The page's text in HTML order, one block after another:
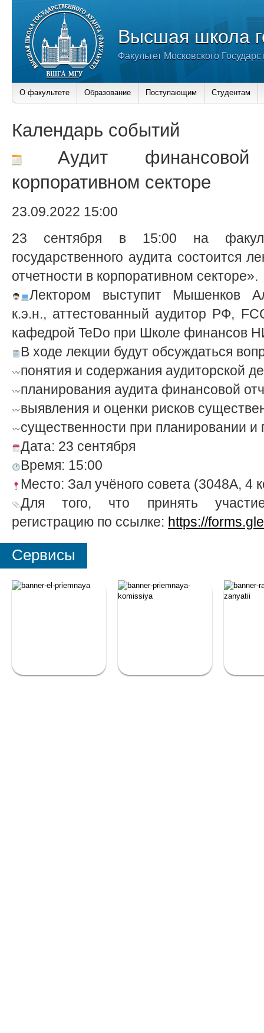
Высшая школа
Факультет Московского
О факультете Образование Поступающим Студентам
Календарь событий
Аудит финансовой
корпоративном секторе
23.09.2022 15:00
23 сентября в 15:00 на
государственного аудита состоится
отчетности в корпоративном секторе».
Лектором выступит Мышенков
к.э.н., аттестованный аудитор РФ,
кафедрой TeDo при Школе финансов
В ходе лекции будут обсуждаться
понятия и содержания аудиторской
планирования аудита финансовой
выявления и оценки рисков
существенности при планировании и
Дата: 23 сентября
Время: 15:00
Место: Зал учёного совета (3048А, 4
Для того, что принять
регистрацию по ссылке: https://
Сервисы